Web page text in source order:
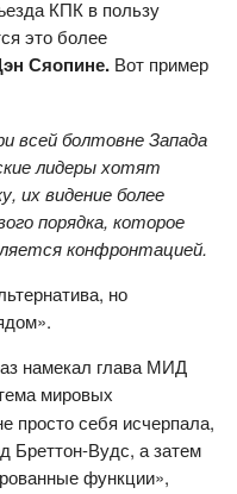
КПК в пользу
это более
Сяопине. Вот пример
всей болтовне Запада
лидеры хотят
их видение более
порядка, которое
конфронтацией.
но
намекал глава МИД
мировых
просто себя исчерпала,
Бреттон-Вудс, а затем
функции»,